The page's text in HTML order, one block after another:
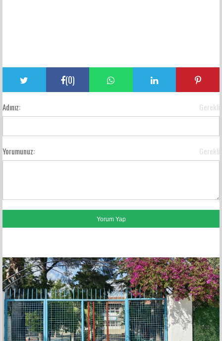
(0)
Adınız: Gerekli
Yorumunuz: Gerekli
FACEBOOK YORUMLARI